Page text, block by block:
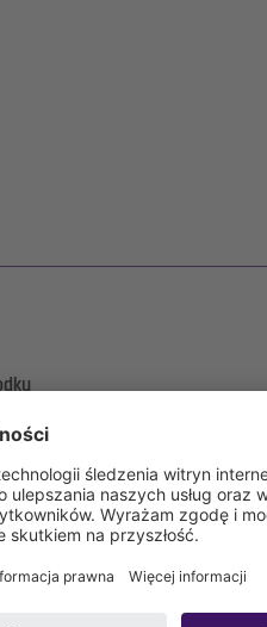
mm (wytrawiany
rynny nadaje się do
zewnątrz) ze spawanymi
do barier przeciwwilgociowych)